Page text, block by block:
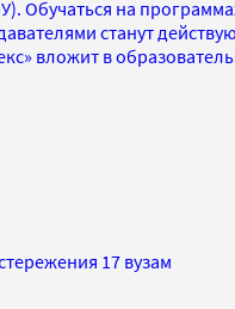
Обучаться на
станут
вложит в
17 вузам